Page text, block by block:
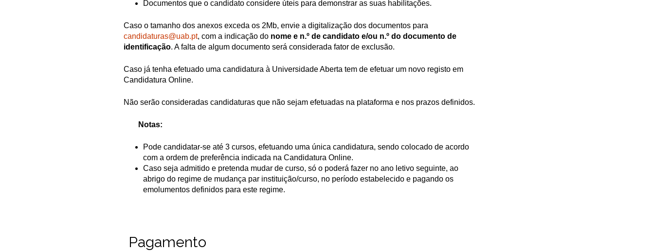
Documentos que o candidato considere úteis para demonstrar as suas habilitações.
Caso o tamanho dos anexos exceda os 2Mb, envie a digitalização dos documentos para
candidaturas@uab.pt, com a indicação do nome e n.º de candidato e/ou n.º do documento de
identificação. A falta de algum documento será considerada fator de exclusão.
Caso já tenha efetuado uma candidatura à Universidade Aberta tem de efetuar um novo registo em
Candidatura Online.
Não serão consideradas candidaturas que não sejam efetuadas na plataforma e nos prazos definidos.
Notas:
Pode candidatar-se até 3 cursos, efetuando uma única candidatura, sendo colocado de acordo
com a ordem de preferência indicada na Candidatura Online.
Caso seja admitido e pretenda mudar de curso, só o poderá fazer no ano letivo seguinte, ao
abrigo do regime de mudança par instituição/curso, no período estabelecido e pagando os
emolumentos definidos para este regime.
Pagamento